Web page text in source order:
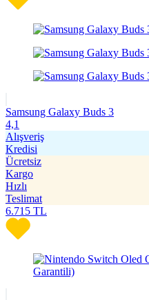
Samsung Galaxy Buds 3
4,1
Alışveriş
Kredisi
Ücretsiz
Kargo
Hızlı
Teslimat
6.715 TL